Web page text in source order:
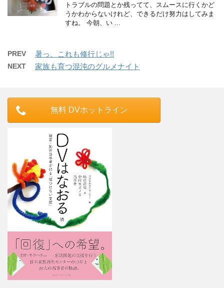
トラブルの問題とか残ってて、スムースに行くかど
うかわからないけれど、できるだけ努力はしてみま
すね。 今朝、い ...
PREV 暑っ、これも修行じゃ!!
NEXT 家族も育つ混沌のグルメナイト
無料 DVホットライン